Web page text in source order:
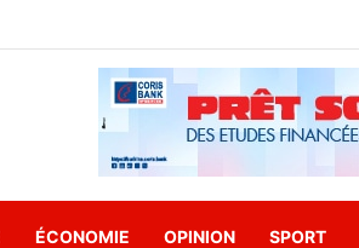
ÉCONOMIE OPINION SPORT